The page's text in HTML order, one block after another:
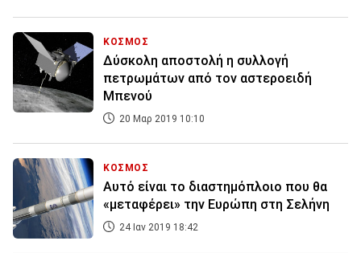
ΚΟΣΜΟΣ
Δύσκολη αποστολή η συλλογή
πετρωμάτων από τον αστεροειδή
Μπενού
20 Μαρ 2019 10:10
ΚΟΣΜΟΣ
Αυτό είναι το διαστημόπλοιο που θα
«μεταφέρει» την Ευρώπη στη Σελήνη
24 Ιαν 2019 18:42